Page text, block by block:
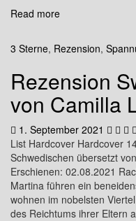
Read more
3 Sterne, Rezension,
Rezension
von Camilla
1. September 2021
List Hardcover Hardcover
Schwedischen übersetzt
Erschienen: 02.08.2021
Martina führen ein
wohnen im nobelsten
des Reichtums ihrer Eltern